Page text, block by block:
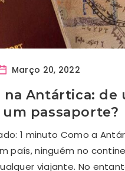
Março 20, 2022
na Antártica: de
passaporte?
1 minuto Como a
país, ninguém no
viajante. No